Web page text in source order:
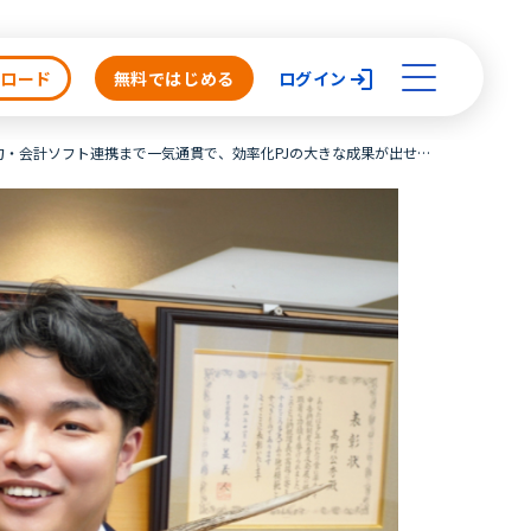
ード 無料ではじめる ログイン
コスパの高い『請求QUICK』はDX推進にとって重要なサービス！請求書作成から入金消込・仕訳出力・会計ソフト連携まで一気通貫で、効率化PJの大きな成果が出せました